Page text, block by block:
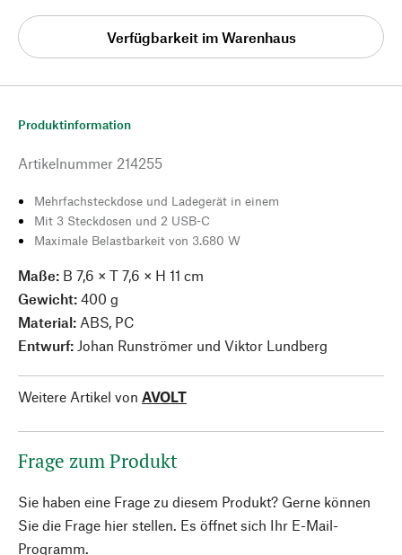
Verfügbarkeit im Warenhaus
Produktinformation
Artikelnummer 214255
Mehrfachsteckdose und Ladegerät in einem
Mit 3 Steckdosen und 2 USB-C
Maximale Belastbarkeit von 3.680 W
Maße: B 7,6 × T 7,6 × H 11 cm
Gewicht: 400 g
Material: ABS, PC
Entwurf: Johan Runströmer und Viktor Lundberg
Weitere Artikel von AVOLT
Frage zum Produkt
Sie haben eine Frage zu diesem Produkt? Gerne können
Sie die Frage hier stellen. Es öffnet sich Ihr E-Mail-
Programm.